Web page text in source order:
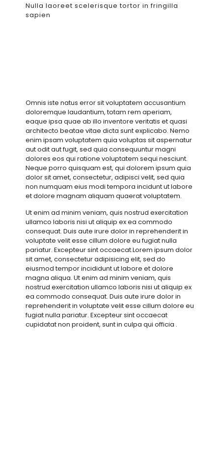
Nulla laoreet scelerisque tortor in fringilla
sapien
Omnis iste natus error sit voluptatem accusantium
doloremque laudantium, totam rem aperiam,
eaque ipsa quae ab illo inventore veritatis et quasi
architecto beatae vitae dicta sunt explicabo. Nemo
enim ipsam voluptatem quia voluptas sit aspernatur
aut odit aut fugit, sed quia consequuntur magni
dolores eos qui ratione voluptatem sequi nesciunt.
Neque porro quisquam est, qui dolorem ipsum quia
dolor sit amet, consectetur, adipisci velit, sed quia
non numquam eius modi tempora incidunt ut labore
et dolore magnam aliquam quaerat voluptatem.
Ut enim ad minim veniam, quis nostrud exercitation
ullamco laboris nisi ut aliquip ex ea commodo
consequat. Duis aute irure dolor in reprehenderit in
voluptate velit esse cillum dolore eu fugiat nulla
pariatur. Excepteur sint occaecat.Lorem ipsum dolor
sit amet, consectetur adipisicing elit, sed do
eiusmod tempor incididunt ut labore et dolore
magna aliqua. Ut enim ad minim veniam, quis
nostrud exercitation ullamco laboris nisi ut aliquip ex
ea commodo consequat. Duis aute irure dolor in
reprehenderit in voluptate velit esse cillum dolore eu
fugiat nulla pariatur. Excepteur sint occaecat
cupidatat non proident, sunt in culpa qui officia .